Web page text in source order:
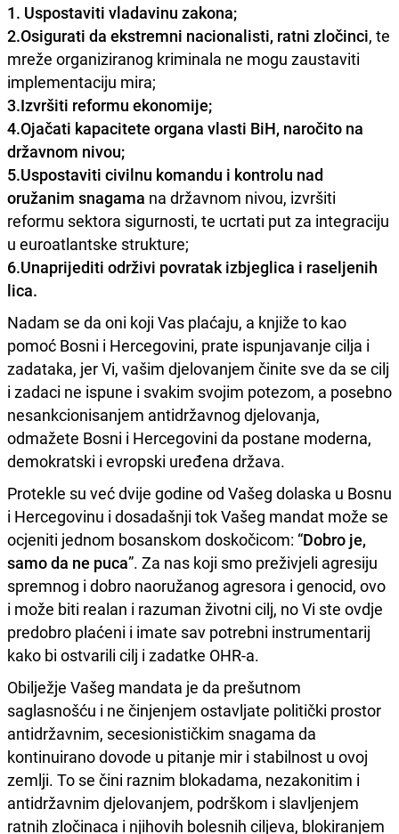
1. ​Uspostaviti vladavinu zakona;
2.​Osigurati da ekstremni nacionalisti, ratni zločinci, te
mreže organiziranog kriminala ne mogu zaustaviti
implementaciju mira;
3.​Izvršiti reformu ekonomije;
4.​Ojačati kapacitete organa vlasti BiH, naročito na
državnom nivou;
5.​Uspostaviti civilnu komandu i kontrolu nad
oružanim snagama na državnom nivou, izvršiti
reformu sektora sigurnosti, te ucrtati put za integraciju
u euroatlantske strukture;
6.​Unaprijediti održivi povratak izbjeglica i raseljenih
lica.
Nadam se da oni koji Vas plaćaju, a knjiže to kao
pomoć Bosni i Hercegovini, prate ispunjavanje cilja i
zadataka, jer Vi, vašim djelovanjem činite sve da se cilj
i zadaci ne ispune i svakim svojim potezom, a posebno
nesankcionisanjem antidržavnog djelovanja,
odmažete Bosni i Hercegovini da postane moderna,
demokratski i evropski uređena država.
Protekle su već dvije godine od Vašeg dolaska u Bosnu
i Hercegovinu i dosadašnji tok Vašeg mandat može se
ocjeniti jednom bosanskom doskočicom: “Dobro je,
samo da ne puca”. Za nas koji smo preživjeli agresiju
spremnog i dobro naoružanog agresora i genocid, ovo
i može biti realan i razuman životni cilj, no Vi ste ovdje
predobro plaćeni i imate sav potrebni instrumentarij
kako bi ostvarili cilj i zadatke OHR-a.
Obilježje Vašeg mandata je da prešutnom
saglasnošću i ne činjenjem ostavljate politički prostor
antidržavnim, secesionističkim snagama da
kontinuirano dovode u pitanje mir i stabilnost u ovoj
zemlji. To se čini raznim blokadama, nezakonitim i
antidržavnim djelovanjem, podrškom i slavljenjem
ratnih zločinaca i njihovih bolesnih ciljeva, blokiranjem